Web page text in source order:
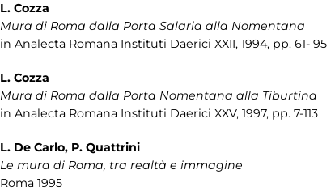
L. Cozza
Mura di Roma dalla Porta Salaria alla Nomentana
in Analecta Romana Instituti Daerici XXII, 1994, pp. 61- 95
L. Cozza
Mura di Roma dalla Porta Nomentana alla Tiburtina
in Analecta Romana Instituti Daerici XXV, 1997, pp. 7-113
L. De Carlo, P. Quattrini
Le mura di Roma, tra realtà e immagine
Roma 1995